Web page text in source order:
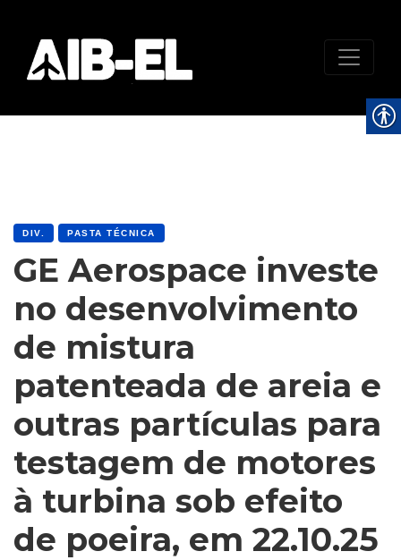
DIV. PASTA TÉCNICA
GE Aerospace investe
no desenvolvimento
de mistura
patenteada de areia e
outras partículas para
testagem de motores
à turbina sob efeito
de poeira, em 22.10.25